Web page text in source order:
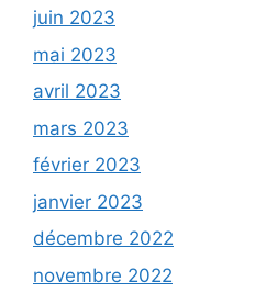
juin 2023
mai 2023
avril 2023
mars 2023
février 2023
janvier 2023
décembre 2022
novembre 2022